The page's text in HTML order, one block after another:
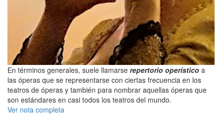
En términos generales, suele llamarse repertorio operístico a
las óperas que se representarse con ciertas frecuencia en los
teatros de óperas y también para nombrar aquellas óperas que
son estándares en casi todos los teatros del mundo.
Ver nota completa